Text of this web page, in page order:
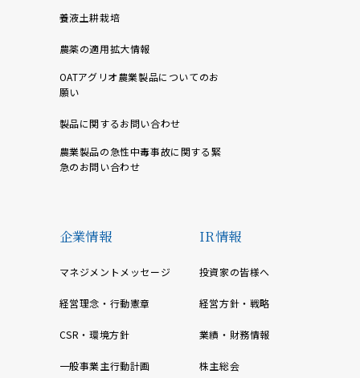
養液土耕栽培
農薬の適用拡大情報
OATアグリオ農業製品についてのお
願い
製品に関するお問い合わせ
農業製品の急性中毒事故に関する緊
急のお問い合わせ
企業情報
マネジメントメッセージ
経営理念・行動憲章
CSR・環境方針
一般事業主行動計画
IR情報
投資家の皆様へ
経営方針・戦略
業績・財務情報
株主総会